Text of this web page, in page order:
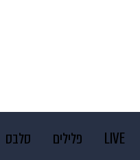
LIVE פלילים סלבס